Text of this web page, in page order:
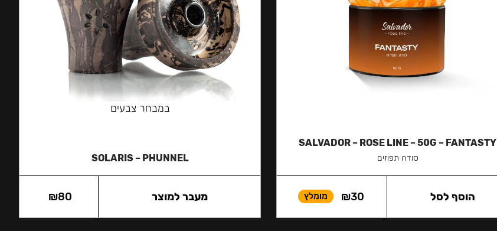
SALVADOR – ROSE LINE – 50G – FANTASTY
סודה תפוזים
₪30 מומלץ הוסף לסל
במבחר צבעים
SOLARIS – PHUNNEL
₪80 מעבר למוצר